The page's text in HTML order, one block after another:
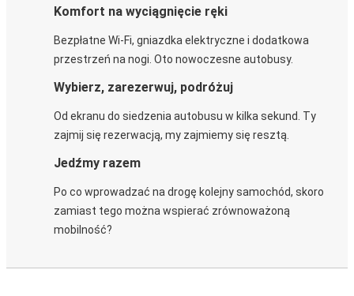
Komfort na wyciągnięcie ręki
Bezpłatne Wi-Fi, gniazdka elektryczne i dodatkowa
przestrzeń na nogi. Oto nowoczesne autobusy.
Wybierz, zarezerwuj, podróżuj
Od ekranu do siedzenia autobusu w kilka sekund. Ty
zajmij się rezerwacją, my zajmiemy się resztą.
Jedźmy razem
Po co wprowadzać na drogę kolejny samochód, skoro
zamiast tego można wspierać zrównoważoną
mobilność?